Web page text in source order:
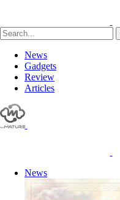
News
Gadgets
Review
Articles
News